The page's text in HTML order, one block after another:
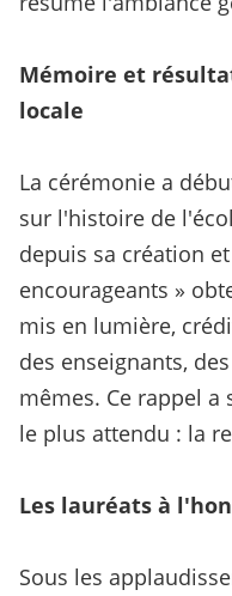
Mémoire et
locale
La cérémonie a
sur l'histoire de
depuis sa création
encourageants »
mis en lumière,
des enseignants,
mêmes. Ce rappel
le plus attendu : la
Les lauréats à
Sous les